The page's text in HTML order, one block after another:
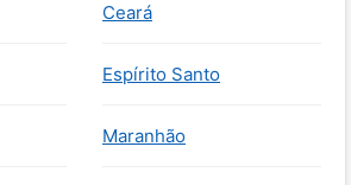
Ceará
Espírito Santo
Maranhão